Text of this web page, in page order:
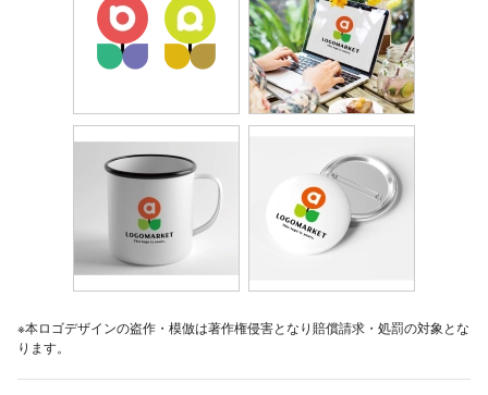
※本ロゴデザインの盗作・模倣は著作権侵害となり賠償請求・処罰の対象とな
ります。